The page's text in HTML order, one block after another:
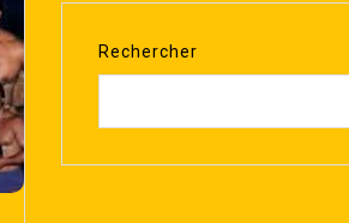
Rechercher